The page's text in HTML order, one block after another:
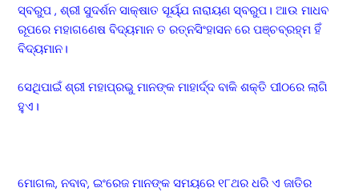
ସ୍ବରୁପ , ଶ୍ରୀ ସୁଦର୍ଶନ ସାକ୍ଷାତ ସୂର୍ୟ୍ଯ ନାରାୟଣ ସ୍ବରୁପ। ଆଉ ମାଧବ
ରୂପରେ ମହାଗଣେଷ ବିଦ୍ୟମାନ ତ ରତ୍ନସିଂହାସନ ରେ ପଞ୍ଚବ୍ରହ୍ମ ହିଁ
ବିଦ୍ୟମାନ।
ସେଥିପାଇଁ ଶ୍ରୀ ମହାପ୍ରଭୁ ମାନଙ୍କ ମାହାର୍ଦ୍ଦ ବାକି ଶକ୍ତି ପୀଠରେ ଲାଗି
ହୁଏ।
ମୋଗଲ, ନବାବ, ଇଂରେଜ ମାନଙ୍କ ସମୟରେ ୧୮ଥର ଧରି ଏ ଜାତିର